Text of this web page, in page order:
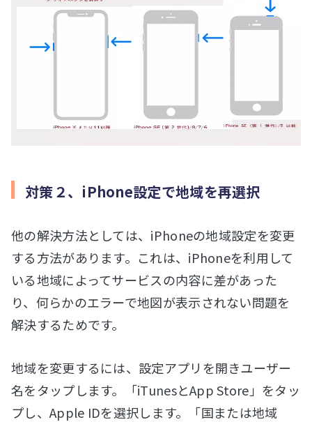
対策２、iPhone設定で地域を再選択
他の解決方法としては、iPhoneの地域設定を変更
する方法があります。これは、iPhoneを利用して
いる地域によってサービスの内容に差があった
り、何らかのエラーで地図が表示されない問題を
解決するためです。
地域を変更するには、設定アプリを開きユーザー
名をタップします。「iTunesとApp Store」をタッ
プし、Apple IDを選択します。「国または地域